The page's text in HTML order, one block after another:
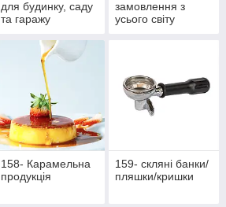
для будинку, саду
та гаражу
замовлення з
усього світу
158- Карамельна
продукція
159- скляні банки/
пляшки/кришки